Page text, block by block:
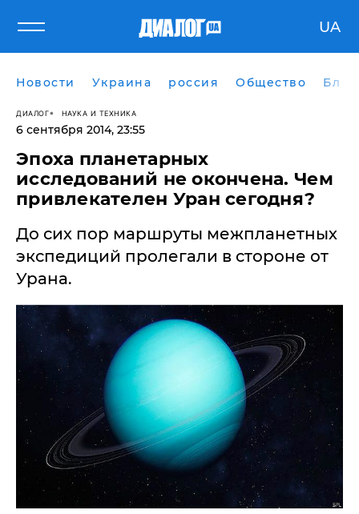
UA
Новости Украина россия Общество
ДИАЛОГ НАУКА И ТЕХНИКА
6 сентября 2014, 23:55
Эпоха планетарных
исследований не окончена. Чем
привлекателен Уран сегодня?
​До сих пор маршруты межпланетных
экспедиций пролегали в стороне от
Урана.